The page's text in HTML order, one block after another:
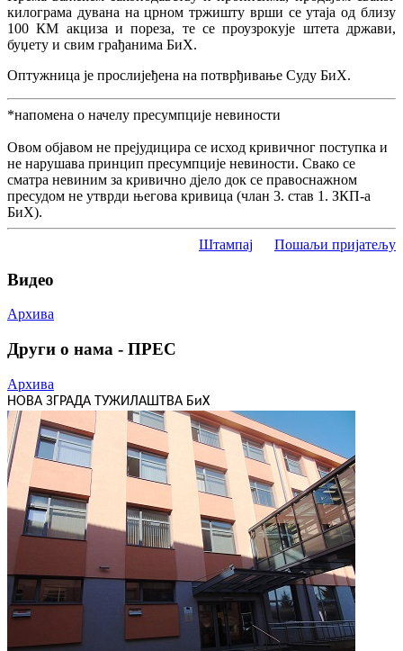
килограма дувана на црном тржишту врши се утаја од близу
100 КМ акциза и пореза, те се проузрокује штета држави,
буџету и свим грађанима БиХ.
Оптужница је прослијеђена на потврђивање Суду БиХ.
*напомена о начелу пресумпције невиности
Овом објавом не прејудицира се исход кривичног поступка и
не нарушава принцип пресумпције невиности. Свако се
сматра невиним за кривично дјело док се правоснажном
пресудом не утврди његова кривица (члан 3. став 1. ЗКП-а
БиХ).
Штампај Пошаљи пријатељу
Видео
Архива
Други о нама - ПРЕС
Архива
НОВА ЗГРАДА ТУЖИЛАШТВА БиХ